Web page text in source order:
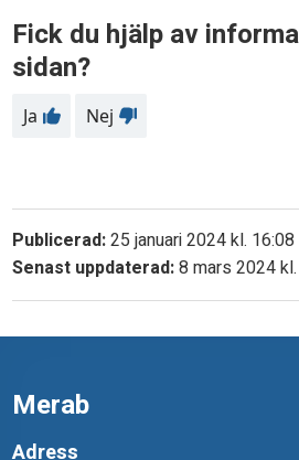
s
b
d
p
å
3
s
Fick du hjälp av
sidan?
Ja Nej
Publicerad:25 januari 2024 kl. 16:08
Senast uppdaterad:8 mars 2024
Merab
Adress